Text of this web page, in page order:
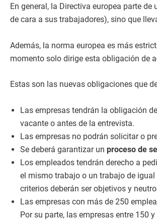
En general, la Directiva europea parte
de cara a sus trabajadores), sino que
Además, la norma europea es más
momento solo dirige esta obligación de
Estas son las nuevas obligaciones que
Las empresas tendrán la obligación
vacante o antes de la entrevista.
Las empresas no podrán solicitar o
Se deberá garantizar un proceso de
Los empleados tendrán derecho a
el mismo trabajo o un trabajo de
criterios deberán ser objetivos y
Las empresas con más de 250
Por su parte, las empresas entre 150